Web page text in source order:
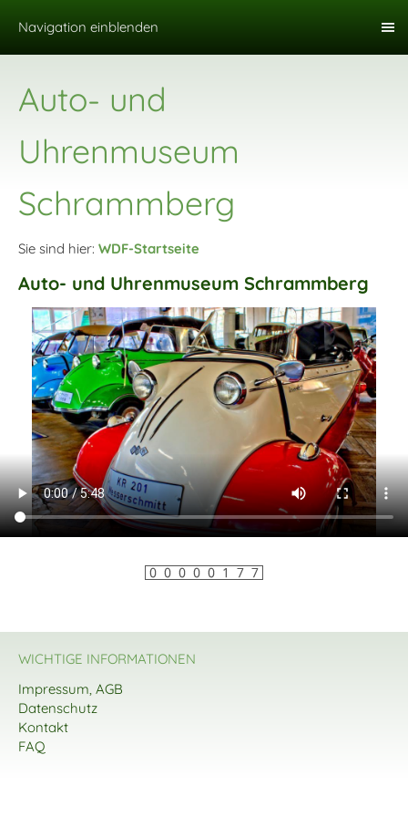
Navigation einblenden
Auto- und
Uhrenmuseum
Schrammberg
Sie sind hier: WDF-Startseite
Auto- und Uhrenmuseum Schrammberg
WICHTIGE INFORMATIONEN
Impressum, AGB
Datenschutz
Kontakt
FAQ